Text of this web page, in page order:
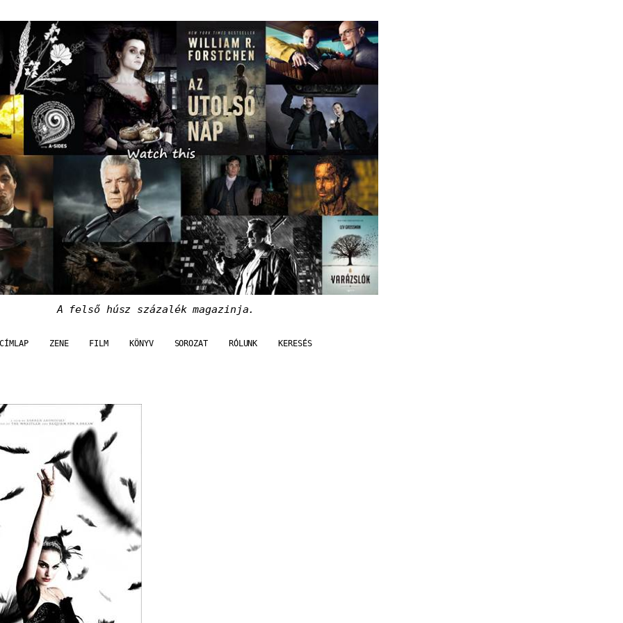
A felső húsz százalék magazinja.
CÍMLAP ZENE FILM KÖNYV SOROZAT RÓLUNK KERESÉS